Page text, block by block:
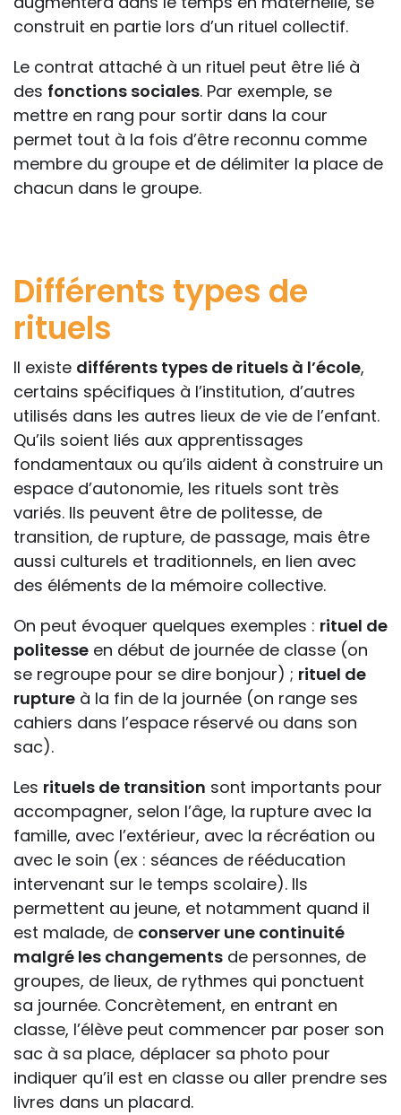
construit en partie lors d’un rituel collectif.
Le contrat attaché à un rituel peut être lié à
des fonctions sociales. Par exemple, se
mettre en rang pour sortir dans la cour
permet tout à la fois d’être reconnu comme
membre du groupe et de délimiter la place de
chacun dans le groupe.
Différents types de
rituels
Il existe différents types de rituels à l’école,
certains spécifiques à l’institution, d’autres
utilisés dans les autres lieux de vie de l’enfant.
Qu’ils soient liés aux apprentissages
fondamentaux ou qu’ils aident à construire un
espace d’autonomie, les rituels sont très
variés. Ils peuvent être de politesse, de
transition, de rupture, de passage, mais être
aussi culturels et traditionnels, en lien avec
des éléments de la mémoire collective.
On peut évoquer quelques exemples : rituel de
politesse en début de journée de classe (on
se regroupe pour se dire bonjour) ; rituel de
rupture à la fin de la journée (on range ses
cahiers dans l’espace réservé ou dans son
sac).
Les rituels de transition sont importants pour
accompagner, selon l’âge, la rupture avec la
famille, avec l’extérieur, avec la récréation ou
avec le soin (ex : séances de rééducation
intervenant sur le temps scolaire). Ils
permettent au jeune, et notamment quand il
est malade, de conserver une continuité
malgré les changements de personnes, de
groupes, de lieux, de rythmes qui ponctuent
sa journée. Concrètement, en entrant en
classe, l’élève peut commencer par poser son
sac à sa place, déplacer sa photo pour
indiquer qu’il est en classe ou aller prendre ses
livres dans un placard.